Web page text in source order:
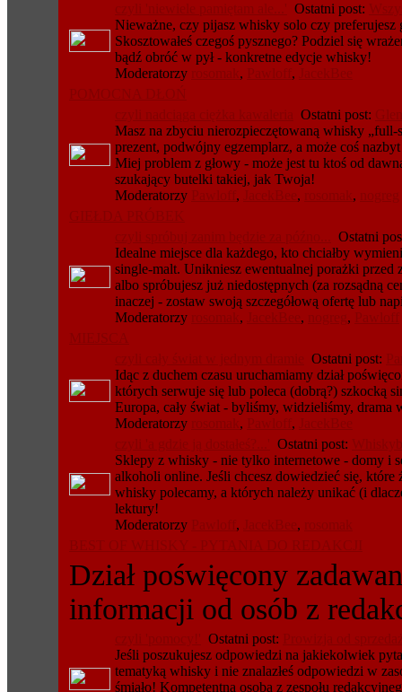
czyli 'niewiele pamiętam ale...' Ostatni post:
Nieważne, czy pijasz whisky solo czy preferujesz
Skosztowałeś czegoś pysznego? Podziel się
bądź obróć w pył - konkretne edycje whisky!
Moderatorzy rosomak, Pawloff,
JacekBee
POMOCNA DŁOŃ
czyli nadciąga ciężka kawaleria Ostatni post:
Masz na zbyciu nierozpieczętowaną whisky „full-
prezent, podwójny egzemplarz, a może coś
Miej problem z głowy - może jest tu ktoś od
szukający butelki takiej, jak Twoja!
Moderatorzy Pawloff, JacekBee, rosomak,
nogreg
GIEŁDA PRÓBEK
czyli spróbuj zanim będzie za późno...
Ostatni
Idealne miejsce dla każdego, kto chciałby
single-malt. Unikniesz ewentualnej porażki przed
albo spróbujesz już niedostępnych (za rozsądną
inaczej - zostaw swoją szczegółową ofertę lub
Moderatorzy rosomak, JacekBee, nogreg, Pawloff
MIEJSCA
czyli cały świat w jednym dramie Ostatni post:
Idąc z duchem czasu uruchamiamy dział
których serwuje się lub poleca (dobrą?) szkocką
Europa, cały świat - byliśmy, widzieliśmy, drama
Moderatorzy rosomak, Pawloff,
JacekBee
czyli 'a gdzie ją dostałeś?...' Ostatni post:
Sklepy z whisky - nie tylko internetowe - domy i
alkoholi online. Jeśli chcesz dowiedzieć się, które
whisky polecamy, a których należy unikać (i
lektury!
Moderatorzy Pawloff, JacekBee,
rosomak
BEST OF WHISKY - PYTANIA DO REDAKCJI
Dział poświęcony
informacji od osób z
czyli 'pomocy!' Ostatni post: Prowizja od
Jeśli poszukujesz odpowiedzi na jakiekolwiek
tematyką whisky i nie znalazłeś odpowiedzi w
śmiało! Kompetentna osoba z zespołu